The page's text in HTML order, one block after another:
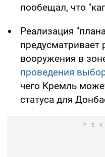
пообещал, что
Реализация
предусматривает
вооружения в
проведения
чего Кремль
статуса для